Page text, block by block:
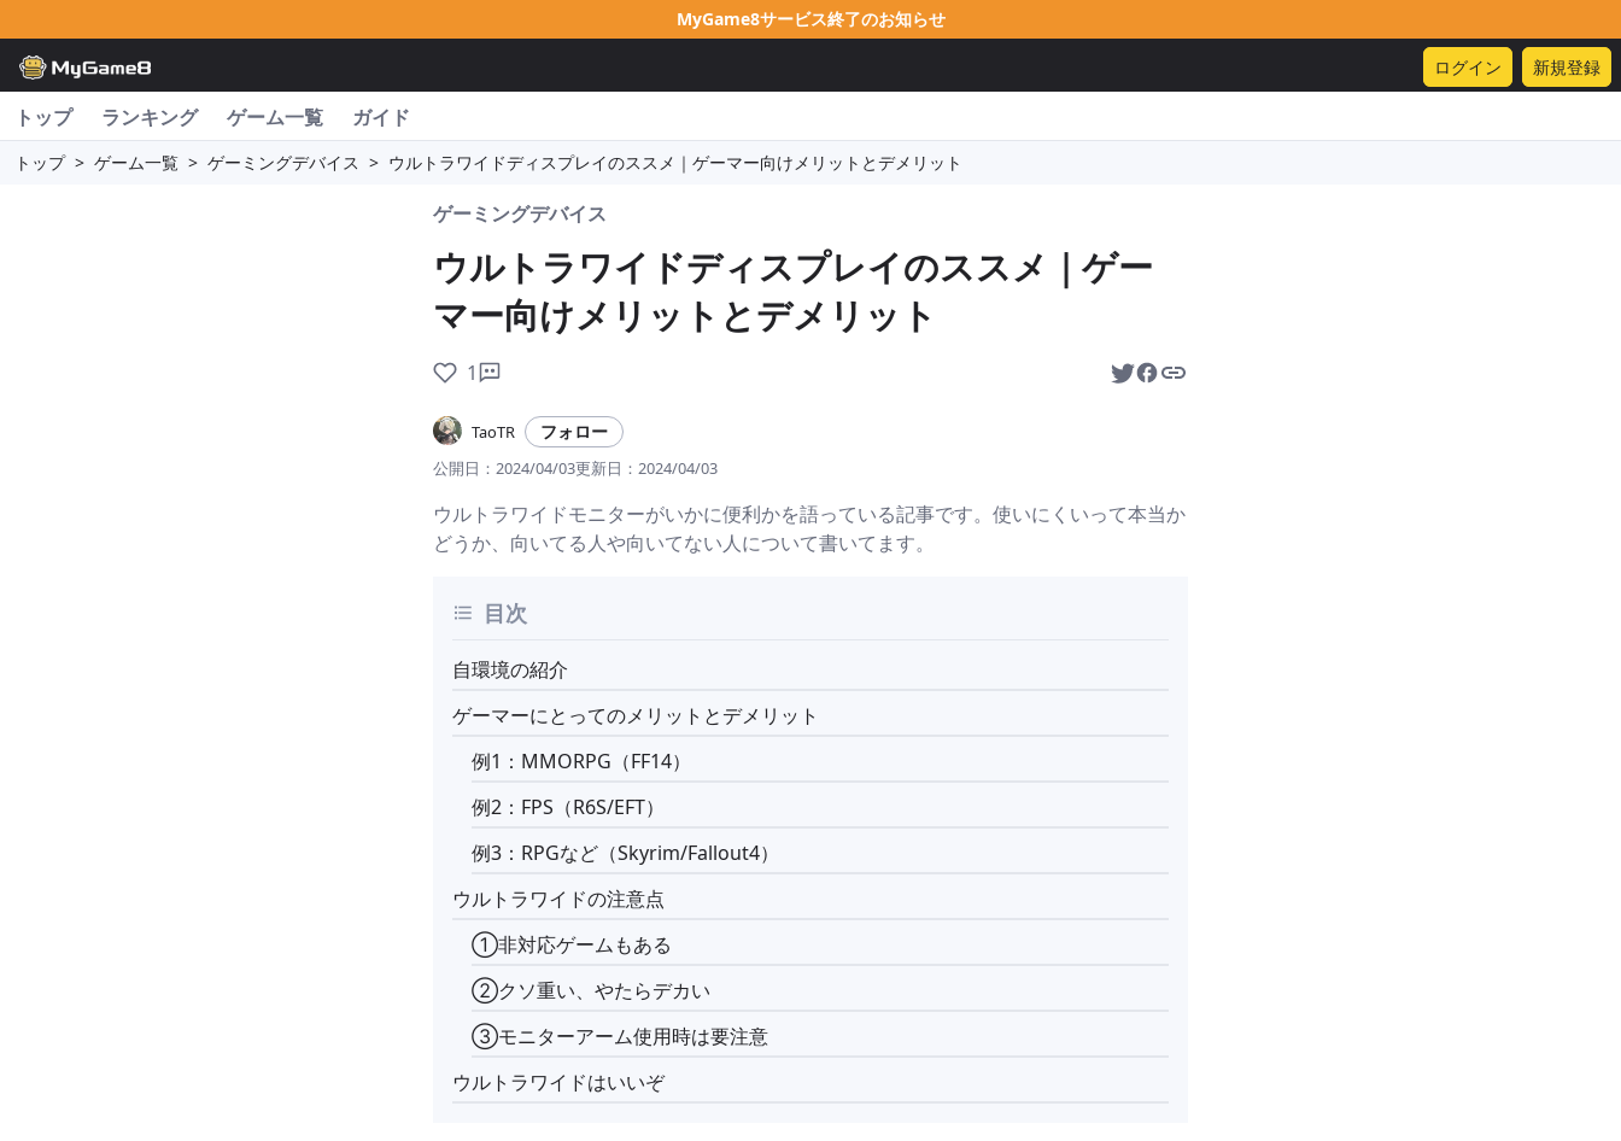
MyGame8サービス終了のお知らせ
ログイン 新規登録
トップ ランキング ゲーム一覧 ガイド
トップ > ゲーム一覧 > ゲーミングデバイス > ウルトラワイドディスプレイのススメ｜ゲーマー向けメリットとデメリット
ゲーミングデバイス
ウルトラワイドディスプレイのススメ｜ゲー
マー向けメリットとデメリット
1
TaoTR フォロー
公開日： 2024/04/03更新日： 2024/04/03
ウルトラワイドモニターがいかに便利かを語っている記事です。使いにくいって本当か
どうか、向いてる人や向いてない人について書いてます。
目次
自環境の紹介
ゲーマーにとってのメリットとデメリット
例1：MMORPG（FF14）
例2：FPS（R6S/EFT）
例3：RPGなど（Skyrim/Fallout4）
ウルトラワイドの注意点
①非対応ゲームもある
②クソ重い、やたらデカい
③モニターアーム使用時は要注意
ウルトラワイドはいいぞ